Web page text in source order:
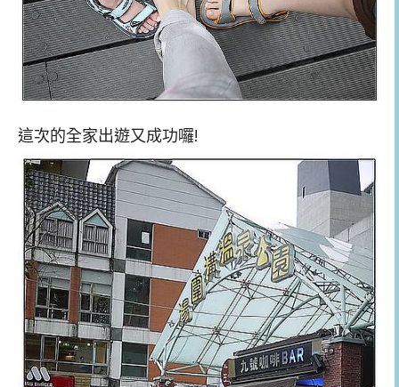
這次的全家出遊又成功囉!